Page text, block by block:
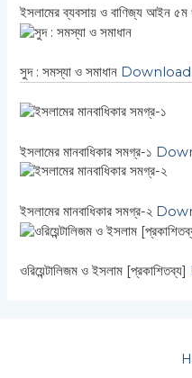
ইসলামের ব্যবসায় ও বাণিজ্য আইন
সুদ : সমস্যা ও সমাধান Download
ইসলামের মানবাধিকার সমগ্র-১
ইসলামের মানবাধিকার সমগ্র-২
ওরিয়েন্টালিজম ও ইসলাম [প্রকাশিতব্য]